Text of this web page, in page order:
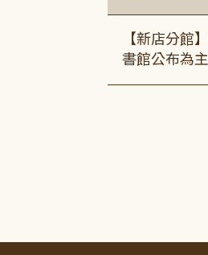
【新店分館
書館公布為